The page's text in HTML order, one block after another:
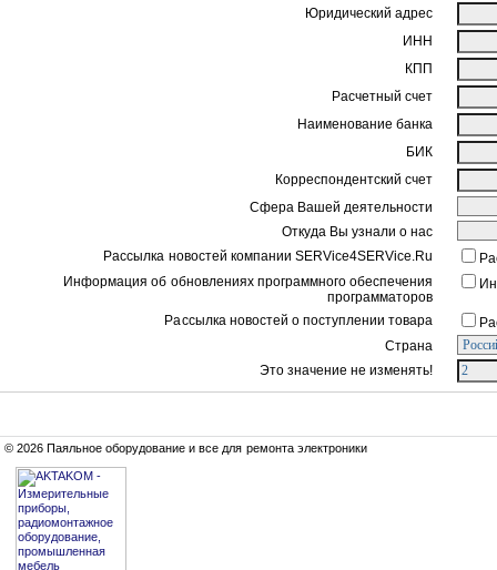
Юридический адрес
ИНН
КПП
Расчетный счет
Наименование банка
БИК
Корреспондентский счет
Сфера Вашей деятельности
Откуда Вы узнали о нас
Рассылка новостей компании SERVice4SERVice.Ru
Информация об обновлениях программного обеспечения
программаторов
Рассылка новостей о поступлении товара
Страна
Это значение не изменять!
© 2026 Паяльное оборудование и все для ремонта электроники